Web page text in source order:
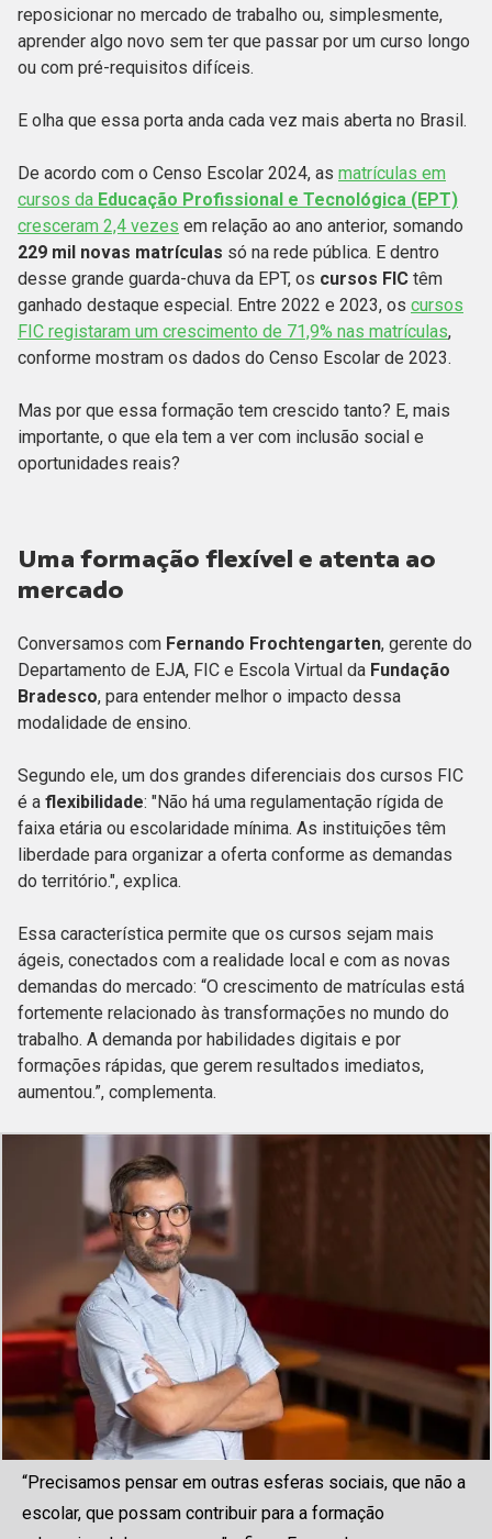
reposicionar no mercado de trabalho ou, simplesmente,
aprender algo novo sem ter que passar por um curso longo
ou com pré-requisitos difíceis.
E olha que essa porta anda cada vez mais aberta no Brasil.
De acordo com o Censo Escolar 2024, as matrículas em
cursos da Educação Profissional e Tecnológica (EPT)
cresceram 2,4 vezes em relação ao ano anterior, somando
229 mil novas matrículas só na rede pública. E dentro
desse grande guarda-chuva da EPT, os cursos FIC têm
ganhado destaque especial. Entre 2022 e 2023, os cursos
FIC registaram um crescimento de 71,9% nas matrículas,
conforme mostram os dados do Censo Escolar de 2023.
Mas por que essa formação tem crescido tanto? E, mais
importante, o que ela tem a ver com inclusão social e
oportunidades reais?
Uma formação flexível e atenta ao
mercado
Conversamos com Fernando Frochtengarten, gerente do
Departamento de EJA, FIC e Escola Virtual da Fundação
Bradesco, para entender melhor o impacto dessa
modalidade de ensino.
Segundo ele, um dos grandes diferenciais dos cursos FIC
é a flexibilidade: "Não há uma regulamentação rígida de
faixa etária ou escolaridade mínima. As instituições têm
liberdade para organizar a oferta conforme as demandas
do território.", explica.
Essa característica permite que os cursos sejam mais
ágeis, conectados com a realidade local e com as novas
demandas do mercado: “O crescimento de matrículas está
fortemente relacionado às transformações no mundo do
trabalho. A demanda por habilidades digitais e por
formações rápidas, que gerem resultados imediatos,
aumentou.”, complementa.
“Precisamos pensar em outras esferas sociais, que não a
escolar, que possam contribuir para a formação